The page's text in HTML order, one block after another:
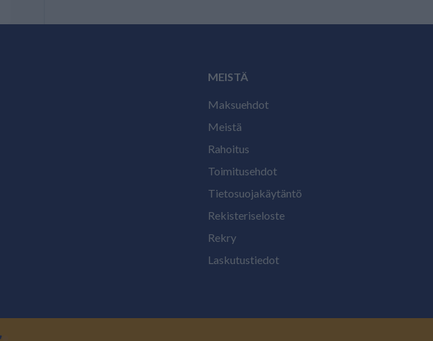
MEISTÄ
Maksuehdot
Meistä
Rahoitus
Toimitusehdot
Tietosuojakäytäntö
Rekisteriseloste
Rekry
Laskutustiedot